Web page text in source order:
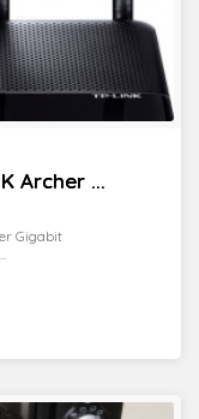
Archer ...
Gigabit